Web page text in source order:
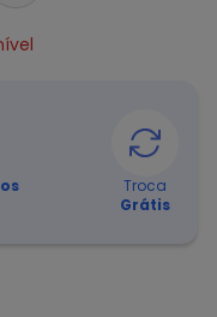
Troca
Grátis